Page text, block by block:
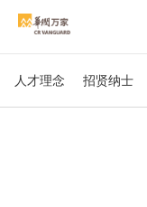
加入我们
人才理念 招贤纳士